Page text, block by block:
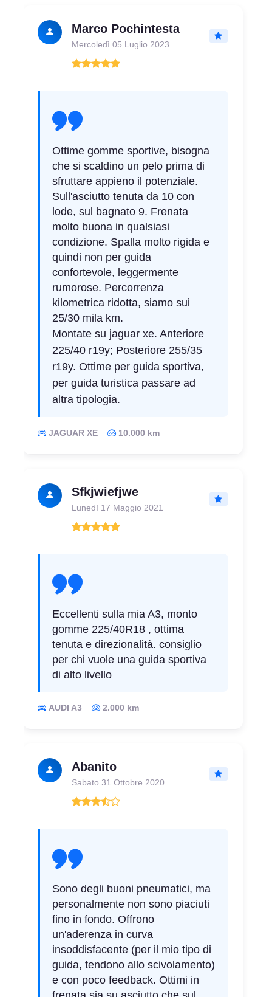
245/40 R17 91Y FR
Disponibile
205/45 R17 88Y FR XL
Disponibile
Marco Pochintesta
Mercoledì 05 Luglio 2023
Ottime gomme sportive, bisogna
che si scaldino un pelo prima di
sfruttare appieno il potenziale.
Sull'asciutto tenuta da 10 con
lode, sul bagnato 9. Frenata
molto buona in qualsiasi
condizione. Spalla molto rigida e
quindi non per guida
confortevole, leggermente
rumorose. Percorrenza
kilometrica ridotta, siamo sui
25/30 mila km.
Montate su jaguar xe. Anteriore
225/40 r19y; Posteriore 255/35
r19y. Ottime per guida sportiva,
per guida turistica passare ad
altra tipologia.
JAGUAR XE 10.000 km
Sfkjwiefjwe
Lunedì 17 Maggio 2021
Eccellenti sulla mia A3, monto
gomme 225/40R18 , ottima
tenuta e direzionalità. consiglio
per chi vuole una guida sportiva
di alto livello
AUDI A3 2.000 km
Abanito
Sabato 31 Ottobre 2020
Sono degli buoni pneumatici, ma
personalmente non sono piaciuti
fino in fondo. Offrono
un'aderenza in curva
insoddisfacente (per il mio tipo di
guida, tendono allo scivolamento)
e con poco feedback. Ottimi in